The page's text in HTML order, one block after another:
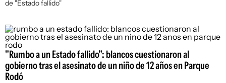
de "Estado fallido"
"Rumbo a un Estado fallido": blancos cuestionaron al
gobierno tras el asesinato de un niño de 12 años en Parque
Rodó